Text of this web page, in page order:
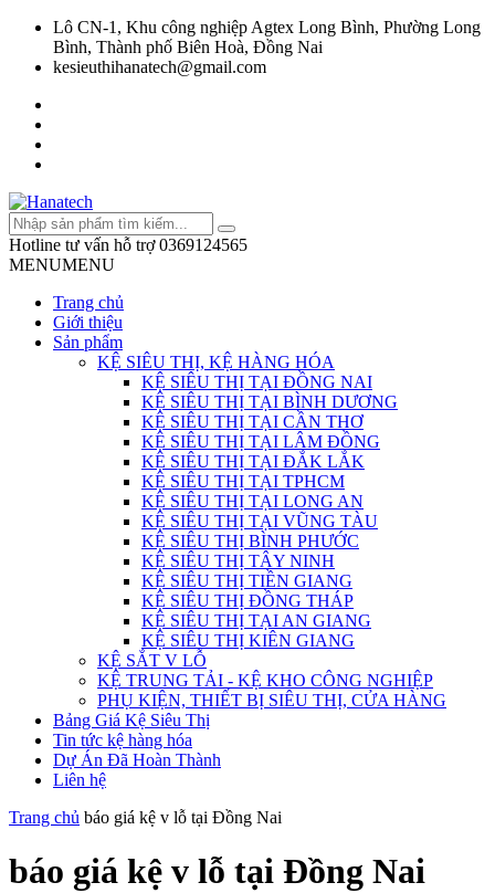
Lô CN-1, Khu công nghiệp Agtex Long Bình, Phường Long
Bình, Thành phố Biên Hoà, Đồng Nai
kesieuthihanatech@gmail.com
Hotline tư vấn hỗ trợ 0369124565
MENUMENU
Trang chủ
Giới thiệu
Sản phẩm
KỆ SIÊU THỊ, KỆ HÀNG HÓA
KỆ SIÊU THỊ TẠI ĐỒNG NAI
KỆ SIÊU THỊ TẠI BÌNH DƯƠNG
KỆ SIÊU THỊ TẠI CẦN THƠ
KỆ SIÊU THỊ TẠI LÂM ĐỒNG
KỆ SIÊU THỊ TẠI ĐẮK LẮK
KỆ SIÊU THỊ TẠI TPHCM
KỆ SIÊU THỊ TẠI LONG AN
KỆ SIÊU THỊ TẠI VŨNG TÀU
KỆ SIÊU THỊ BÌNH PHƯỚC
KỆ SIÊU THỊ TÂY NINH
KỆ SIÊU THỊ TIỀN GIANG
KỆ SIÊU THỊ ĐỒNG THÁP
KỆ SIÊU THỊ TẠI AN GIANG
KỆ SIÊU THỊ KIÊN GIANG
KỆ SẮT V LỖ
KỆ TRUNG TẢI - KỆ KHO CÔNG NGHIỆP
PHỤ KIỆN, THIẾT BỊ SIÊU THỊ, CỬA HÀNG
Bảng Giá Kệ Siêu Thị
Tin tức kệ hàng hóa
Dự Án Đã Hoàn Thành
Liên hệ
Trang chủ báo giá kệ v lỗ tại Đồng Nai
báo giá kệ v lỗ tại Đồng Nai